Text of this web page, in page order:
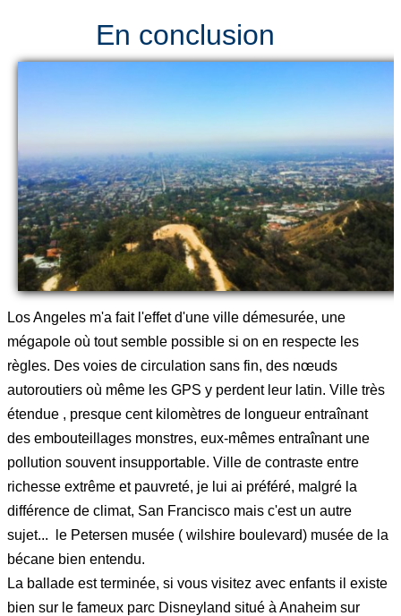
En conclusion
Los Angeles m'a fait l'effet d'une ville démesurée, une
mégapole où tout semble possible si on en respecte les
règles. Des voies de circulation sans fin, des nœuds
autoroutiers où même les GPS y perdent leur latin. Ville très
étendue , presque cent kilomètres de longueur entraînant
des embouteillages monstres, eux-mêmes entraînant une
pollution souvent insupportable. Ville de contraste entre
richesse extrême et pauvreté, je lui ai préféré, malgré la
différence de climat, San Francisco mais c'est un autre
sujet... le Petersen musée ( wilshire boulevard) musée de la
bécane bien entendu.
La ballade est terminée, si vous visitez avec enfants il existe
bien sur le fameux parc Disneyland situé à Anaheim sur